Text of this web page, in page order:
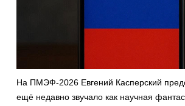
На ПМЭФ-2026 Евгений Касперский
ещё недавно звучало как научная